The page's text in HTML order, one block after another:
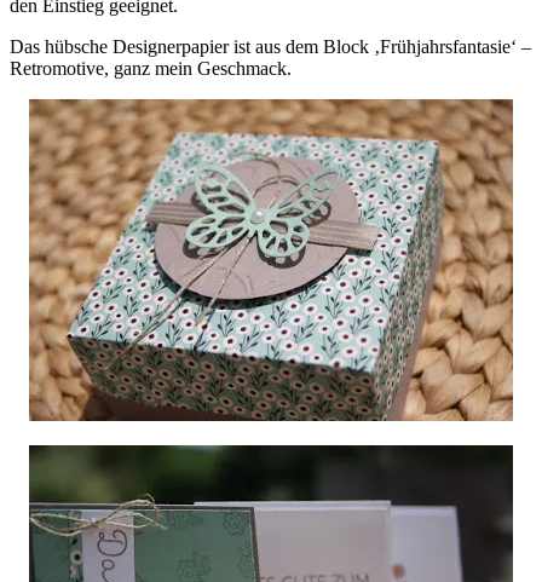
den Einstieg geeignet.
Das hübsche Designerpapier ist aus dem Block ‚Frühjahrsfantasie‘ –
Retromotive, ganz mein Geschmack.